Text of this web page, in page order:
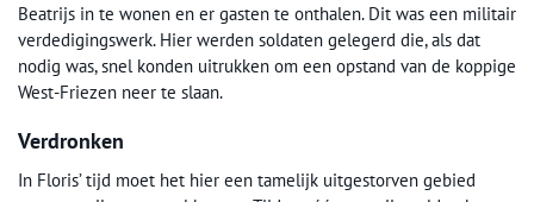
Beatrijs in te wonen en er gasten te onthalen. Dit was een militair
verdedigingswerk. Hier werden soldaten gelegerd die, als dat
nodig was, snel konden uitrukken om een opstand van de koppige
West-Friezen neer te slaan.
Verdronken
In Floris’ tijd moet het hier een tamelijk uitgestorven gebied